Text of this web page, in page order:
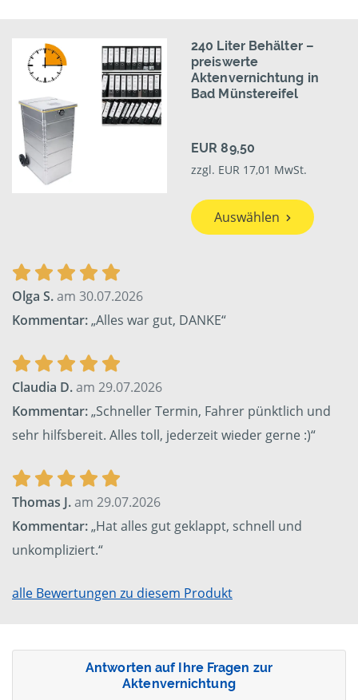
240 Liter Behälter –
preiswerte
Aktenvernichtung in
Bad Münstereifel
EUR 89,50
zzgl. EUR 17,01 MwSt.
Auswählen
Olga S.am 30.07.2026
Kommentar:„Alles war gut, DANKE“
Claudia D.am 29.07.2026
Kommentar:„Schneller Termin, Fahrer pünktlich und
sehr hilfsbereit. Alles toll, jederzeit wieder gerne :)“
Thomas J.am 29.07.2026
Kommentar:„Hat alles gut geklappt, schnell und
unkompliziert.“
alle Bewertungen zu diesem Produkt
Antworten auf Ihre Fragen zur
Aktenvernichtung